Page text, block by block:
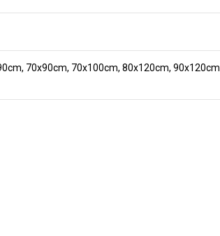
70x90cm, 70x100cm, 80x120cm, 90x120cm